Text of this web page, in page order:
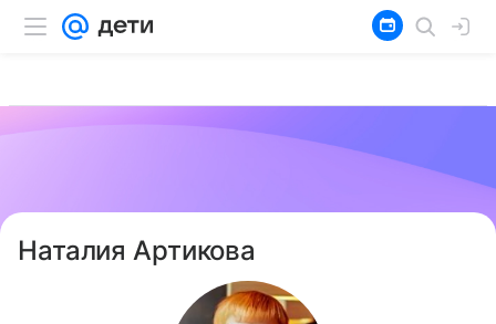
Наталия Артикова